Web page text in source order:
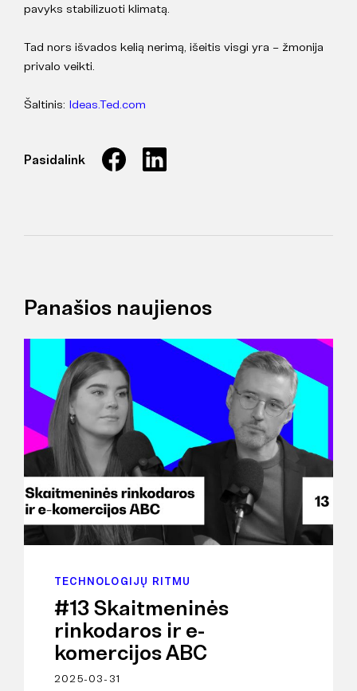
pavyks stabilizuoti klimatą.
Tad nors išvados kelią nerimą, išeitis visgi yra – žmonija
privalo veikti.
Šaltinis: Ideas.Ted.com
Pasidalink
Panašios naujienos
TECHNOLOGIJŲ RITMU
#13 Skaitmeninės
rinkodaros ir e-
komercijos ABC
2025-03-31